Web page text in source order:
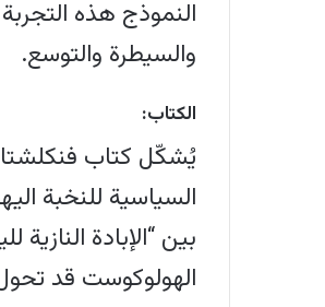
النموذج هذه
والسيطرة والتوسع.
الكتاب:
يُشكّل كتاب
السياسية للنخبة
بين “الإبادة
الهولوكوست قد